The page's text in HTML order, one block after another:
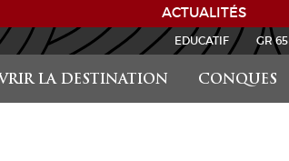
ACTUALITÉS
LA DESTINATION CONQUES
EDUCATIF GR 65